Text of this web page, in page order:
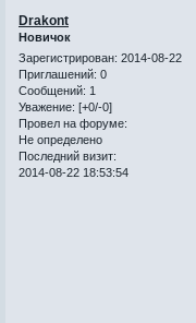
Drakont
Новичок
Зарегистрирован: 2014-08-22
Приглашений: 0
Сообщений: 1
Уважение: [+0/-0]
Провел на форуме:
Не определено
Последний визит:
2014-08-22 18:53:54